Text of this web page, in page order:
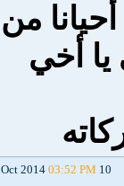
من
أخي
10 Oct 2014
03:52 PM